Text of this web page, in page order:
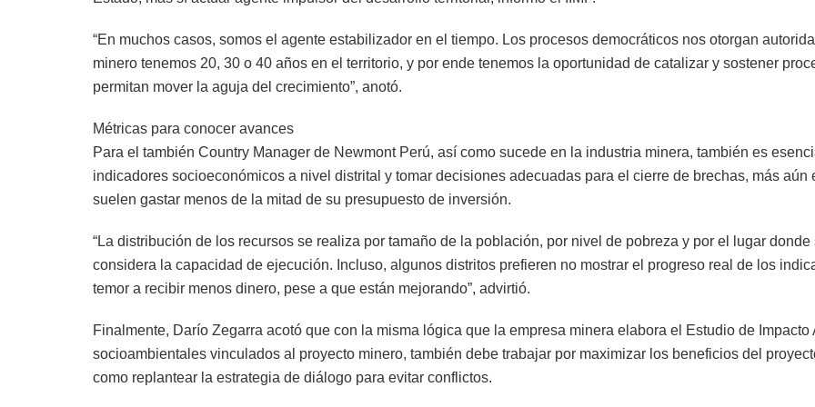
“En muchos casos, somos el agente estabilizador en el tiempo. Los procesos democráticos nos otorgan
minero tenemos 20, 30 o 40 años en el territorio, y por ende tenemos la oportunidad de catalizar y sostener
permitan mover la aguja del crecimiento”, anotó.
Métricas para conocer avances
Para el también Country Manager de Newmont Perú, así como sucede en la industria minera, también es
indicadores socioeconómicos a nivel distrital y tomar decisiones adecuadas para el cierre de brechas, más
suelen gastar menos de la mitad de su presupuesto de inversión.
“La distribución de los recursos se realiza por tamaño de la población, por nivel de pobreza y por el lugar
considera la capacidad de ejecución. Incluso, algunos distritos prefieren no mostrar el progreso real de los
temor a recibir menos dinero, pese a que están mejorando”, advirtió.
Finalmente, Darío Zegarra acotó que con la misma lógica que la empresa minera elabora el Estudio de
socioambientales vinculados al proyecto minero, también debe trabajar por maximizar los beneficios del
como replantear la estrategia de diálogo para evitar conflictos.